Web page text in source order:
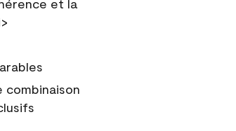
et la
combinaison